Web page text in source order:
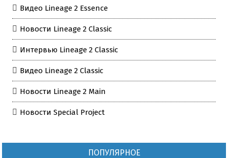
Видео Lineage 2 Essence
Новости Lineage 2 Classic
Интервью Lineage 2 Classic
Видео Lineage 2 Classic
Новости Lineage 2 Main
Новости Special Project
ПОПУЛЯРНОЕ